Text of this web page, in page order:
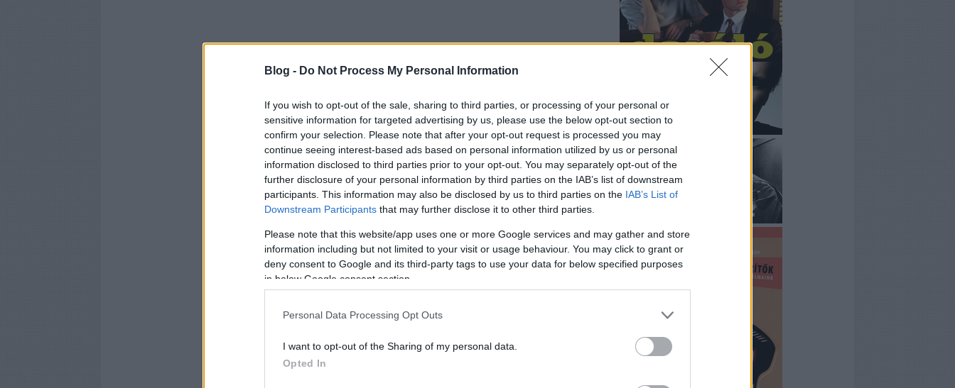
Blog - Do Not Process My Personal Information
If you wish to opt-out of the sale, sharing to third parties, or processing of your personal or
sensitive information for targeted advertising by us, please use the below opt-out section to
confirm your selection. Please note that after your opt-out request is processed you may
continue seeing interest-based ads based on personal information utilized by us or personal
information disclosed to third parties prior to your opt-out. You may separately opt-out of the
further disclosure of your personal information by third parties on the IAB’s list of downstream
participants. This information may also be disclosed by us to third parties on the IAB’s List of
Downstream Participants that may further disclose it to other third parties.
Please note that this website/app uses one or more Google services and may gather and store
information including but not limited to your visit or usage behaviour. You may click to grant or
deny consent to Google and its third-party tags to use your data for below specified purposes
in below Google consent section.
Personal Data Processing Opt Outs
I want to opt-out of the Sharing of my personal data.
Opted In